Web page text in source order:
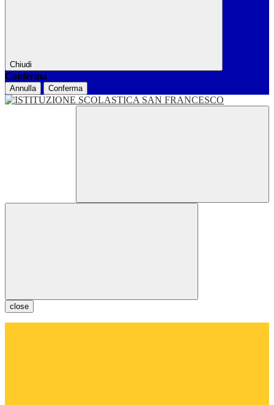
Chiudi
Conferma
Annulla Conferma
close